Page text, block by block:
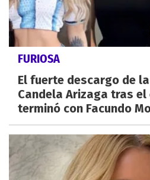
FURIOSA
El fuerte descargo de
Candela Arizaga tras
terminó con Facundo